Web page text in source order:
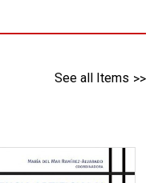
See all Items